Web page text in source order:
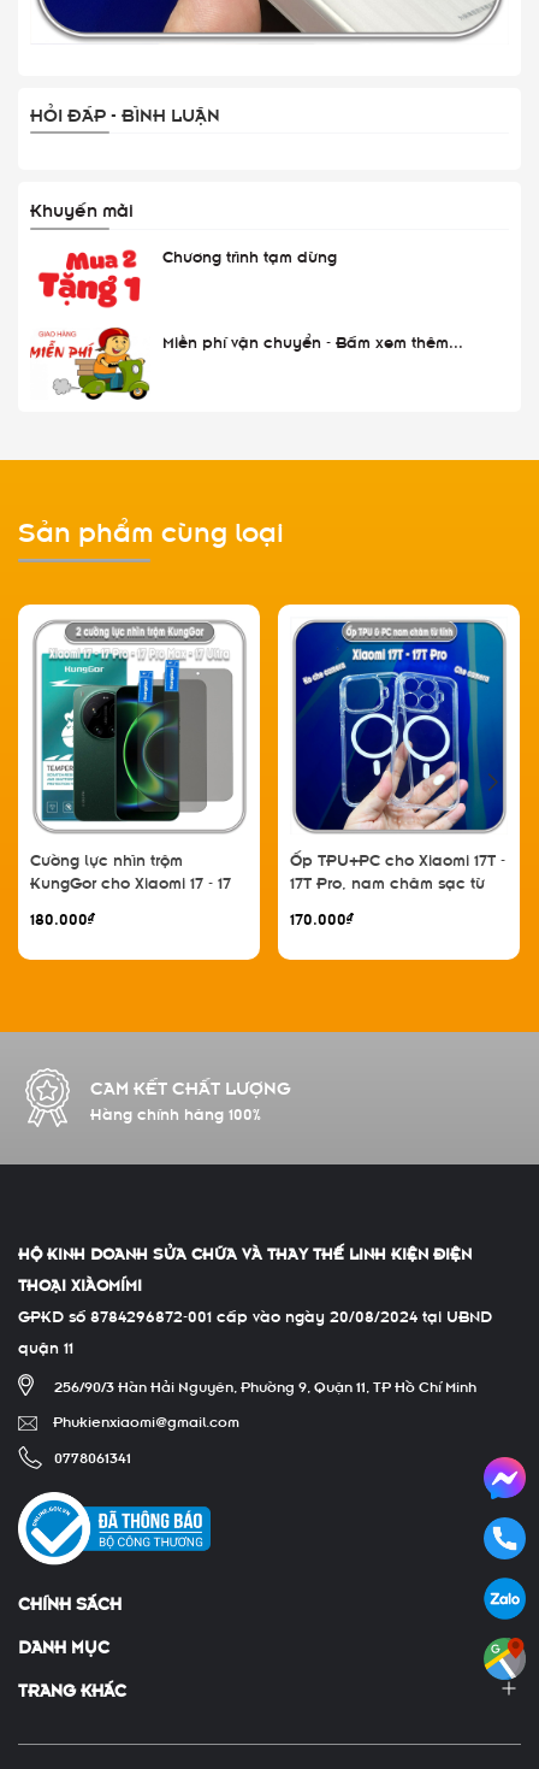
HỎI ĐÁP - BÌNH LUẬN
Khuyến mãi
Chương trình tạm dừng
Miễn phí vận chuyển - Bấm xem thêm...
Sản phẩm cùng loại
Cường lực nhìn trộm
KungGor cho Xiaomi 17 - 17
không viền đen bộ 2 miếng
180.000₫
Ốp TPU+PC cho Xiaomi 17T -
17T Pro, nam châm sạc từ
170.000₫
CAM KẾT CHẤT LƯỢNG
Hàng chính hãng 100%
HỘ KINH DOANH SỬA CHỮA VÀ THAY THẾ LINH KIỆN ĐIỆN
THOẠI XIÀOMÍMI
GPKD số 8784296872-001 cấp vào ngày 20/08/2024 tại UBND
quận 11
256/90/3 Hàn Hải Nguyên, Phường 9, Quận 11, TP Hồ Chí Minh
Phukienxiaomi@gmail.com
0778061341
CHÍNH SÁCH
DANH MỤC
TRANG KHÁC